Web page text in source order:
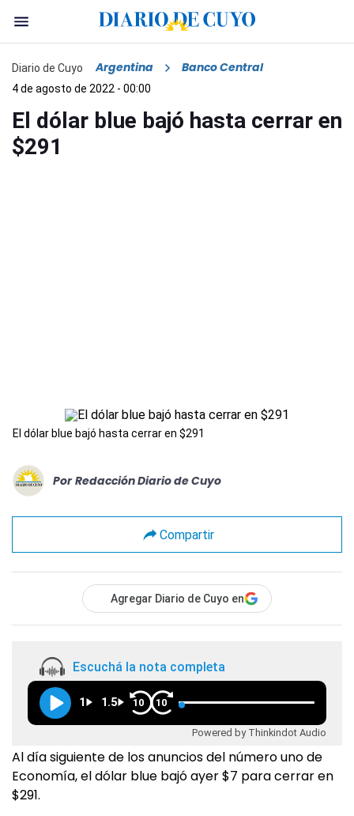
Diario de Cuyo Argentina Banco Central
4 de agosto de 2022 - 00:00
El dólar blue bajó hasta cerrar en
$291
El dólar blue bajó hasta cerrar en $291
Por Redacción Diario de Cuyo
Compartir
Agregar Diario de Cuyo en
Escuchá la nota completa
1 1.5 10 10
Powered by Thinkindot Audio
Al día siguiente de los anuncios del número uno de
Economía, el dólar blue bajó ayer $7 para cerrar en
$291.